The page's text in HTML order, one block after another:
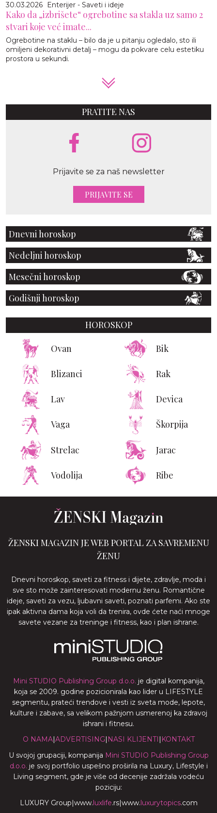
30.03.2026 Enterijer - Saveti i ideje
Kako da „izbrišete“ ogrebotine sa stakla uz samo 2
stvari koje već imate...
Ogrebotine na staklu – bilo da je u pitanju ogledalo, sto ili
omiljeni dekorativni detalj – mogu da pokvare celu estetiku
prostora u sekundi.
PRATITE NAS
Prijavite se za naš newsletter
PRIJAVITE SE
Dnevni horoskop
Nedeljni horoskop
Mesečni horoskop
Godišnji horoskop
HOROSKOP
Ovan Bik
Blizanci Rak
Lav Devica
Vaga Škorpija
Strelac Jarac
Vodolija Ribe
ŽENSKI MAGAZIN JE WEB PORTAL ZA SAVREMENU
ŽENU
Dnevni horoskop, saveti za fitness i dijete, zdravlje, moda i
sve sto može zainteresovati modernu ženu. Romantične
ideje, saveti za vezu, ljubavni saveti, poznati parfemi. Ako ste
ipak aktivna dama koja voli da trenira, ovde ćete naći mnoge
savete vezane za treninge i fitness, kao i plan ishrane.
Mini STUDIO Publishing Group d.o.o. je digital kompanija,
koja se 2009. godine pozicionirala kao lider u LIFESTYLE
segmentu, prateći trendove i vesti iz sveta mode, lepote,
kulture i zabave, sa velikom pažnjom usmerenoj ka zdravoj
ishrani i fitnesu.
O NAMA|ADVERTISING| NASI KLIJENTI | KONTAKT
U svojoj grupaciji, kompanija Mini STUDIO Publishing Group
d.o.o. je svoj portfolio uspešno proširila na Luxury, Lifestyle i
Living segment, gde je više od decenije zadržala vodeću
poziciju:
LUXURY Group|www.luxlife.rs|www.luxurytopics.com